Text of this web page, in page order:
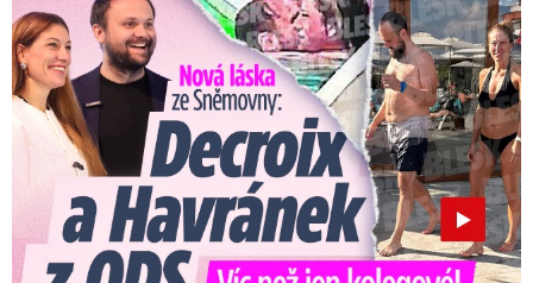
Nová láska ve Sněmovně: Decroix s mladým kolegou z ODS